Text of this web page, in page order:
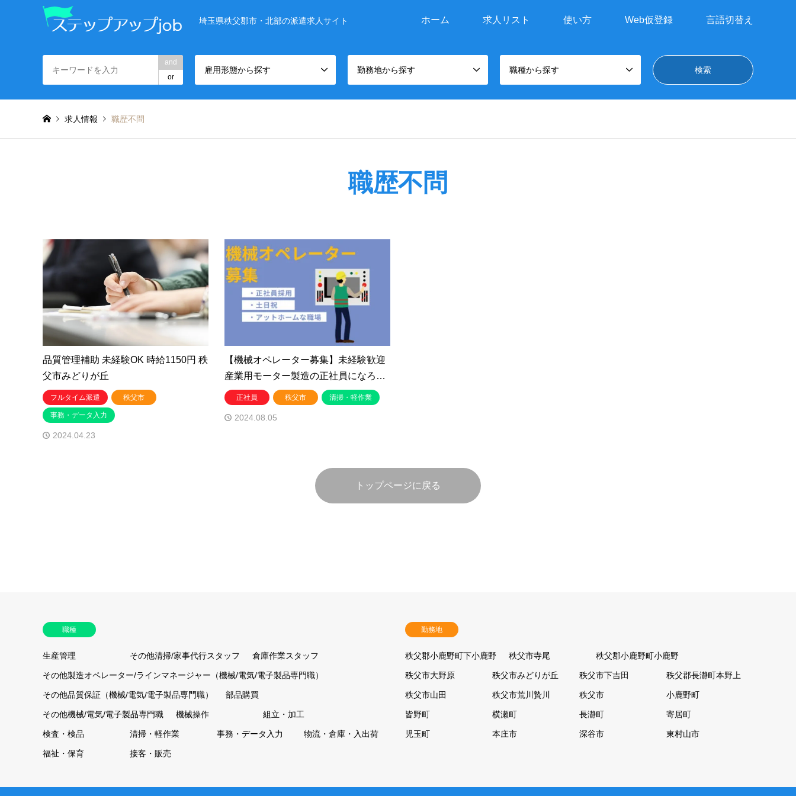
埼玉県秩父郡市・北部の派遣求人サイト ホーム 求人リスト 使い方 Web仮登録 言語切替え
and
or
雇用形態から探す 勤務地から探す 職種から探す
求人情報 職歴不問
職歴不問
品質管理補助 未経験OK 時給1150円 秩
父市みどりが丘
フルタイム派遣 秩父市
事務・データ入力
2024.04.23
【機械オペレーター募集】未経験歓迎
産業用モーター製造の正社員になろ…
正社員 秩父市 清掃・軽作業
2024.08.05
トップページに戻る
職種
生産管理 その他清掃/家事代行スタッフ 倉庫作業スタッフ
その他製造オペレーター/ラインマネージャー（機械/電気/電子製品専門職）
その他品質保証（機械/電気/電子製品専門職） 部品購買
その他機械/電気/電子製品専門職 機械操作 組立・加工
検査・検品 清掃・軽作業 事務・データ入力 物流・倉庫・入出荷
福祉・保育 接客・販売
勤務地
秩父郡小鹿野町下小鹿野 秩父市寺尾 秩父郡小鹿野町小鹿野
秩父市大野原 秩父市みどりが丘 秩父市下吉田 秩父郡長瀞町本野上
秩父市山田 秩父市荒川贄川 秩父市 小鹿野町
皆野町 横瀬町 長瀞町 寄居町
児玉町 本庄市 深谷市 東村山市